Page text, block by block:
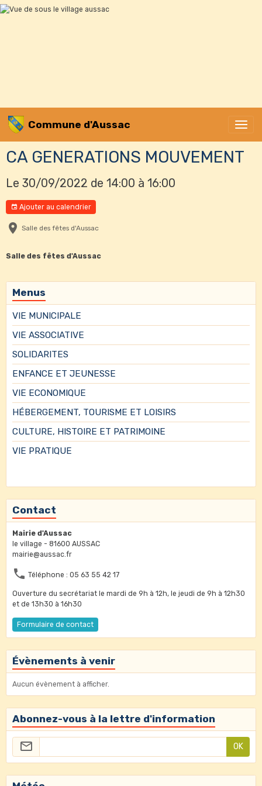
Commune d'Aussac
CA GENERATIONS MOUVEMENT
Le 30/09/2022 de 14:00 à 16:00
Ajouter au calendrier
Salle des fêtes d'Aussac
Salle des fêtes d'Aussac
Menus
VIE MUNICIPALE
VIE ASSOCIATIVE
SOLIDARITES
ENFANCE ET JEUNESSE
VIE ECONOMIQUE
HÉBERGEMENT, TOURISME ET LOISIRS
CULTURE, HISTOIRE ET PATRIMOINE
VIE PRATIQUE
Contact
Mairie d'Aussac
le village - 81600 AUSSAC
mairie@aussac.fr
Téléphone : 05 63 55 42 17
Ouverture du secrétariat le mardi de 9h à 12h, le jeudi de 9h à 12h30
et de 13h30 à 16h30
Formulaire de contact
Évènements à venir
Aucun évènement à afficher.
Abonnez-vous à la lettre d'information
OK